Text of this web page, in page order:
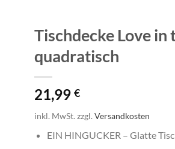
Tischdecke Love
quadratisch
21,99€
inkl. MwSt. zzgl.Versandkosten
EIN HINGUCKER – Glatte